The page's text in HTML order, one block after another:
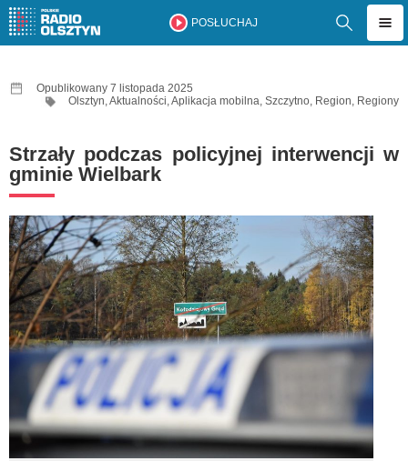
POSŁUCHAJ
Opublikowany 7 listopada 2025
Olsztyn,Aktualności,Aplikacja mobilna, Szczytno, Region, Regiony
Strzały podczas policyjnej interwencji w
gminie Wielbark